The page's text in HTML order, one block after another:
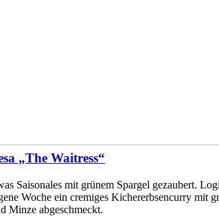
„The Waitress“
Saisonales mit grünem Spargel gezaubert.
Woche ein cremiges Kichererbsencurry mit
Minze abgeschmeckt.